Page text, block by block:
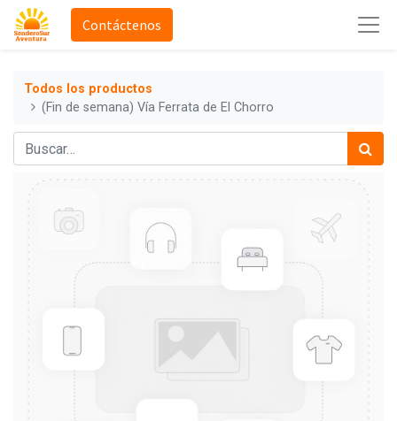
Contáctenos
Todos los productos
(Fin de semana) Vía Ferrata de El Chorro